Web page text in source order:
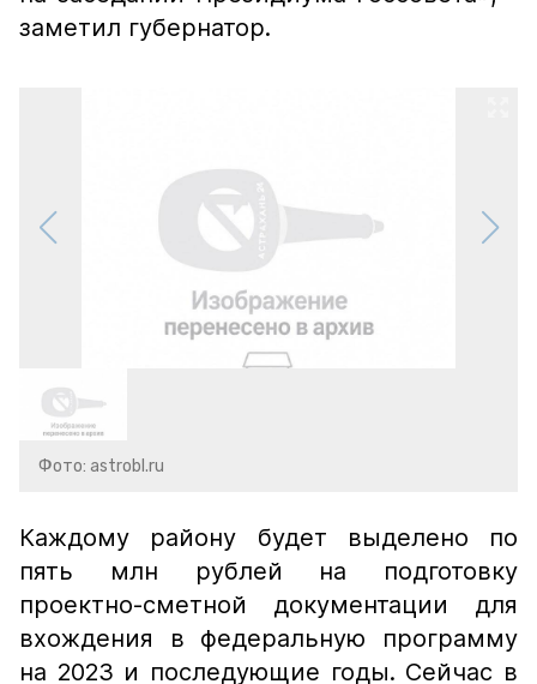
заметил губернатор.
Фото: astrobl.ru
Каждому району будет выделено по
пять млн рублей на подготовку
проектно-сметной документации для
вхождения в федеральную программу
на 2023 и последующие годы. Сейчас в